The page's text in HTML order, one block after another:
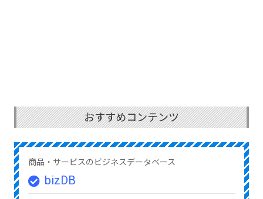
おすすめコンテンツ
商品・サービスのビジネスデータベース
bizDB